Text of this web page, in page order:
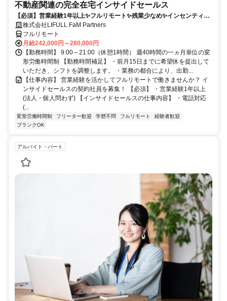
不動産関連の完全在宅インサイドセールス
【必須】営業経験1年以上✨フルリモート✨残業少なめ✨インセンティブ
有 株式会社LIFULL FaM Partners
フルリモート
月給242,000円～280,000円
【勤務時間】 9:00～21:00（休憩1時間） 週40時間の一ヵ月単位の変
形労働時間制 【勤務時間補足】 ・前月15日までに希望休を提出して
いただき、シフトを調整します。 ・業務の都合により、出勤...
【仕事内容】 営業経験を活かしてフルリモートで働きませんか？ イ
ンサイドセールスの契約社員を募集！ 【必須】 ・営業経験1年以上
(法人・個人問わず) 【インサイドセールスの仕事内容】 ・電話対応
(...
変形労働時間制 フリーター歓迎 学歴不問 フルリモート
経験者歓迎
ブランクOK
アルバイト・パート